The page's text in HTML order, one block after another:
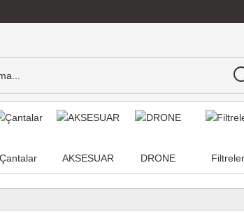
Çantalar AKSESUAR DRONE Filtreler